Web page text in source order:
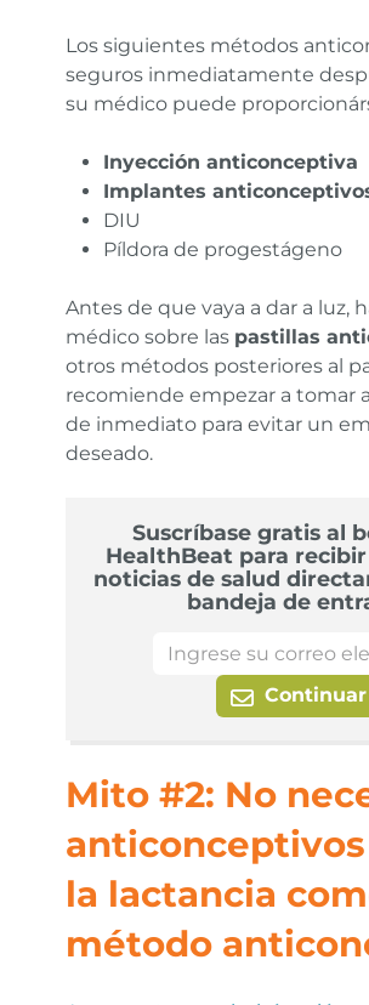
Los siguientes métodos
seguros inmediatamente
su médico puede
Inyección anticonceptiva
Implantes
DIU
Píldora de progestágeno
Antes de que vaya a dar a luz,
médico sobre las pastillas
otros métodos posteriores al
recomiende empezar a tomar
de inmediato para evitar un
deseado.
Suscríbase gratis al
HealthBeat para
noticias de salud
bandeja de
Continuar
Mito #2: No
la lactancia
método